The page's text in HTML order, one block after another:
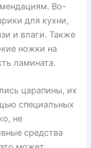
Во-
для кухни,
и влаги. Также
ножки на
ламината.
царапины, их
специальных
не
средства